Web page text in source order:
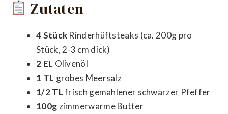
Zutaten
4 Stück Rinderhüftsteaks (ca. 200g pro
Stück, 2-3 cm dick)
2 EL Olivenöl
1 TL grobes Meersalz
1/2 TLfrisch gemahlener schwarzer Pfeffer
100g zimmerwarme Butter